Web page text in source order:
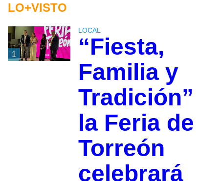
LO+VISTO
1
LOCAL
“Fiesta,
Familia y
Tradición”
la Feria de
Torreón
celebrará